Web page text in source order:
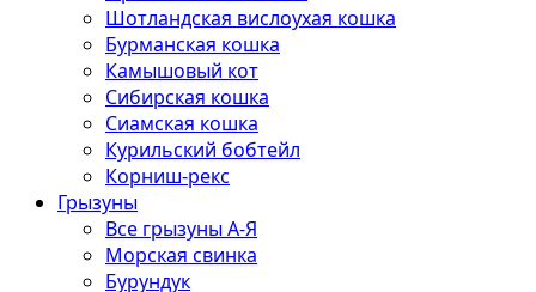
Шотландская вислоухая кошка
Бурманская кошка
Камышовый кот
Сибирская кошка
Сиамская кошка
Курильский бобтейл
Корниш-рекс
Грызуны
Все грызуны А-Я
Морская свинка
Бурундук